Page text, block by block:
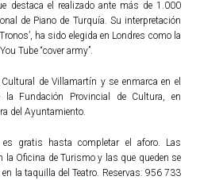
destaca el realizado ante más de 1.000
de Piano de Turquía. Su interpretación
ha sido elegida en Londres como la
Tube “cover army”.
de Villamartín y se enmarca en el
la Fundación Provincial de Cultura, en
del Ayuntamiento.
es gratis hasta completar el aforo. Las
Oficina de Turismo y las que queden se
la taquilla del Teatro. Reservas: 956 733